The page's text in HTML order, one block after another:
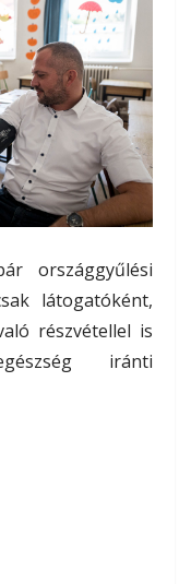
országgyűlési
látogatóként,
részvétellel is
iránti